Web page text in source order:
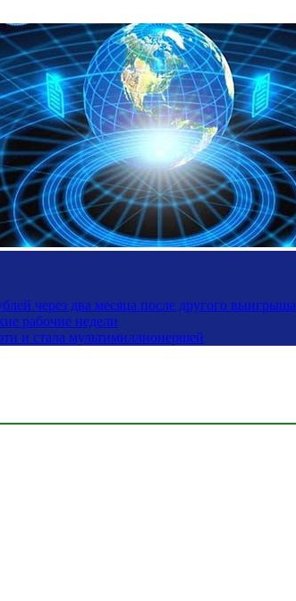
через два месяца после другого выигрыша
рабочие недели
и стала мультимиллионершей